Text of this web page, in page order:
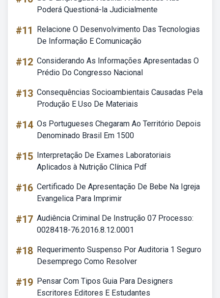
Poderá Questioná-la Judicialmente
#11
Relacione O Desenvolvimento Das Tecnologias
De Informação E Comunicação
#12 Considerando As Informações Apresentadas O
Prédio Do Congresso Nacional
#13 Consequências Socioambientais Causadas Pela
Produção E Uso De Materiais
#14 Os Portugueses Chegaram Ao Território Depois
Denominado Brasil Em 1500
#15 Interpretação De Exames Laboratoriais
Aplicados à Nutrição Clínica Pdf
#16 Certificado De Apresentação De Bebe Na Igreja
Evangelica Para Imprimir
#17 Audiência Criminal De Instrução 07 Processo:
0028418-76.2016.8.12.0001
#18 Requerimento Suspenso Por Auditoria 1 Seguro
Desemprego Como Resolver
#19 Pensar Com Tipos Guia Para Designers
Escritores Editores E Estudantes